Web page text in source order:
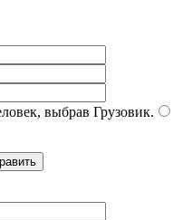
выбрав Грузовик.